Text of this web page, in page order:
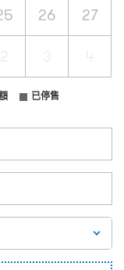
26 27
已停售